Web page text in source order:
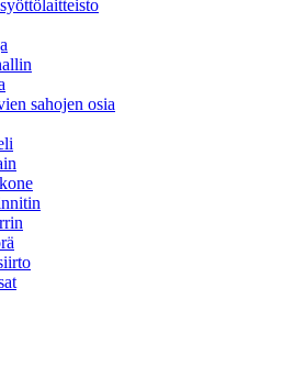
sahojen osia